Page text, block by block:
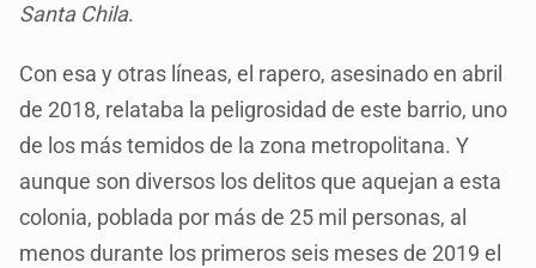
Santa Chila.
Con esa y otras líneas, el rapero, asesinado en abril
de 2018, relataba la peligrosidad de este barrio, uno
de los más temidos de la zona metropolitana. Y
aunque son diversos los delitos que aquejan a esta
colonia, poblada por más de 25 mil personas, al
menos durante los primeros seis meses de 2019 el